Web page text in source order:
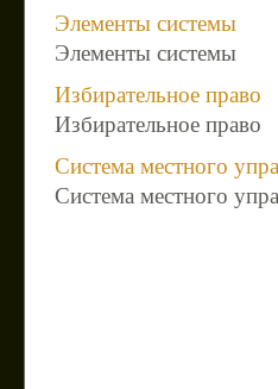
Элементы системы
Элементы системы
Избирательное право
Избирательное право
Система местного
Система местного